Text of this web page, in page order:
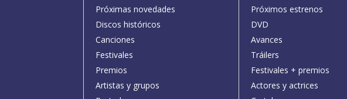
Próximas novedades
Discos históricos
Canciones
Festivales
Premios
Artistas y grupos
Próximos estrenos
DVD
Avances
Tráilers
Festivales + premios
Actores y actrices